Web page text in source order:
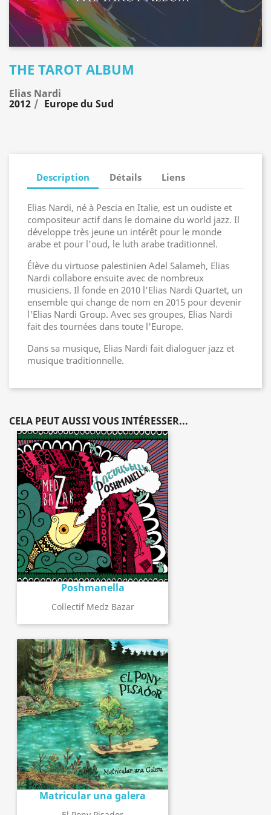
THE TAROT ALBUM
Elias Nardi
2012 Europe du Sud
Description Détails Liens
Elias Nardi, né à Pescia en Italie, est un oudiste et
compositeur actif dans le domaine du world jazz. Il
développe très jeune un intérêt pour le monde
arabe et pour l'oud, le luth arabe traditionnel.
Élève du virtuose palestinien Adel Salameh, Elias
Nardi collabore ensuite avec de nombreux
musiciens. Il fonde en 2010 l'Elias Nardi Quartet, un
ensemble qui change de nom en 2015 pour devenir
l'Elias Nardi Group. Avec ses groupes, Elias Nardi
fait des tournées dans toute l'Europe.
Dans sa musique, Elias Nardi fait dialoguer jazz et
musique traditionnelle.
CELA PEUT AUSSI VOUS INTÉRESSER...
Poshmanella
Collectif Medz Bazar
Matricular una galera